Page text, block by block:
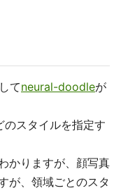
てneural-doodleが
スタイルを指定す
かりますが、顔写真
が、領域ごとのスタ